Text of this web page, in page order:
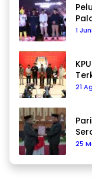
1
21
25